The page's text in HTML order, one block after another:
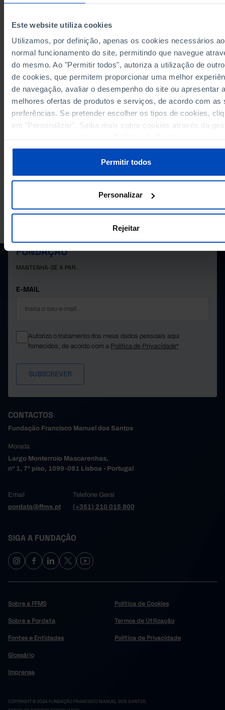
Este website utiliza cookies
Utilizamos, por definição, apenas os cookies necessários ao
normal funcionamento do site, permitindo que navegue
do mesmo. Ao "Permitir todos", autoriza a utilização de
de cookies, que permitem proporcionar uma melhor
de navegação, avaliar o desempenho do site ou apresentar
melhores ofertas de produtos e serviços, de acordo com as
preferências. Se pretender escolher os tipos de cookies,
em "Personalizar". Saiba mais sobre cookies através da
Permitir todos
Personalizar
Rejeitar
2023
Fontes/Entidades: INE, PORDATA
Última actualização: 2025-10-09
RELACIONADOS
Explorações agrícolas: total por principais formas jurídicas em Portugal
A PORDATA É UM PROJETO DA FUNDAÇÃO FRANCISCO MANUEL DOS
SUBSCREVER A NEWSLETTER DA
FUNDAÇÃO
MANTENHA-SE A PAR.
E-MAIL
Autorizo o tratamento dos meus dados pessoais aqui
fornecidos, de acordo com a Política de Privacidade*
CONTACTOS
Fundação Francisco Manuel dos Santos
Morada
Largo Monterroio Mascarenhas,
nº 1, 7º piso, 1099-081 Lisboa - Portugal
Email
pordata@ffms.pt
Telefone Geral
(+351) 210 015 800
SIGA A FUNDAÇÃO
Sobre a FFMS
Sobre a Pordata
Fontes e Entidades
Glossário
Imprensa
Política de Cookies
Termos de Utilização
Política de Privacidade
COPYRIGHT © 2024 FUNDAÇÃO FRANCISCO MANUEL DOS SANTOS.